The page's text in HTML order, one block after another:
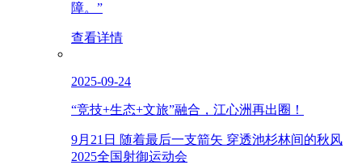
障。”
查看详情
2025-09-24
“竞技+生态+文旅”融合，江心洲再出圈！
9月21日 随着最后一支箭矢 穿透池杉林间的秋风
2025全国射御运动会